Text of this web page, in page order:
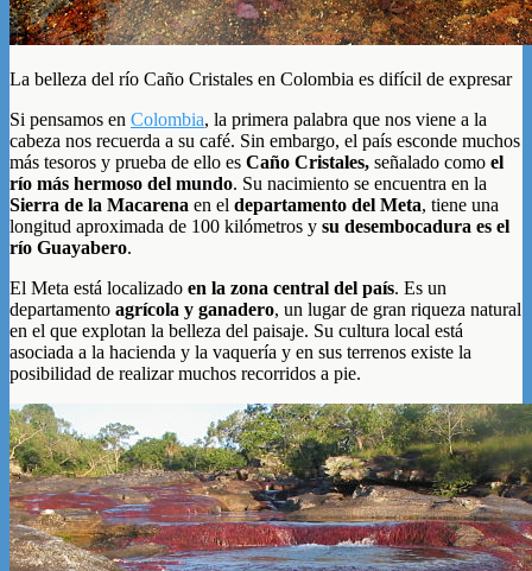
La belleza del río Caño Cristales en Colombia es difícil de expresar
Si pensamos en Colombia, la primera palabra que nos viene a la
cabeza nos recuerda a su café. Sin embargo, el país esconde muchos
más tesoros y prueba de ello es Caño Cristales, señalado como el
río más hermoso del mundo. Su nacimiento se encuentra en la
Sierra de la Macarena en el departamento del Meta, tiene una
longitud aproximada de 100 kilómetros y su desembocadura es el
río Guayabero.
El Meta está localizado en la zona central del país. Es un
departamento agrícola y ganadero, un lugar de gran riqueza natural
en el que explotan la belleza del paisaje. Su cultura local está
asociada a la hacienda y la vaquería y en sus terrenos existe la
posibilidad de realizar muchos recorridos a pie.